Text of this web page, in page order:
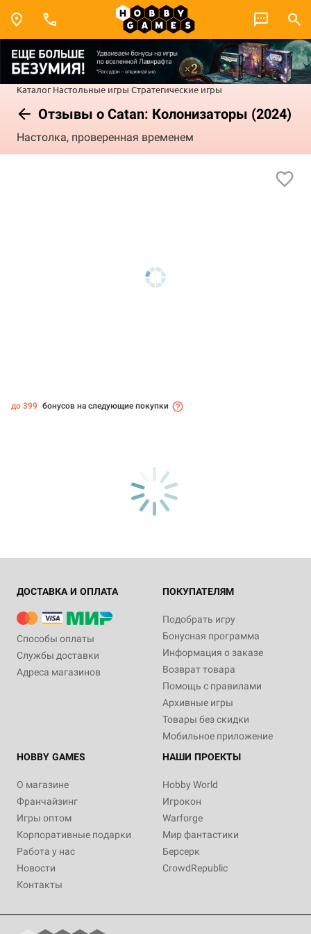
Каталог Настольные игры Стратегические игры
Отзывы о Catan: Колонизаторы (2024)
Настолка, проверенная временем
до 399 бонусов на следующие покупки
ДОСТАВКА И ОПЛАТА
Способы оплаты
Службы доставки
Адреса магазинов
ПОКУПАТЕЛЯМ
Подобрать игру
Бонусная программа
Информация о заказе
Возврат товара
Помощь с правилами
Архивные игры
Товары без скидки
Мобильное приложение
HOBBY GAMES
О магазине
Франчайзинг
Игры оптом
Корпоративные подарки
Работа у нас
Новости
Контакты
НАШИ ПРОЕКТЫ
Hobby World
Игрокон
Warforge
Мир фантастики
Берсерк
CrowdRepublic